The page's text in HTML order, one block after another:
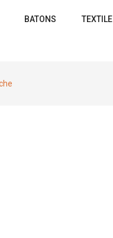
BATONS TEXTILE